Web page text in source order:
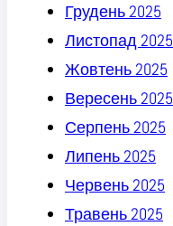
Грудень 2025
Листопад 2025
Жовтень 2025
Вересень 2025
Серпень 2025
Липень 2025
Червень 2025
Травень 2025